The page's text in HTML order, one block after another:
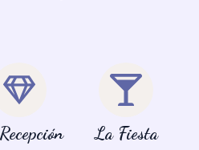
La Fiesta